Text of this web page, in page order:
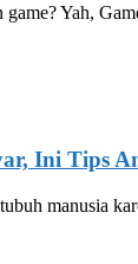
Yah,
Ini Tips
manusia